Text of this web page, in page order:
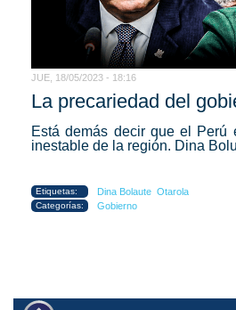
JUE, 18/05/2023 - 18:16
La precariedad del
Está demás decir que el
inestable de la región. Dina
Etiquetas: Dina Bolaute Otarola
Categorías: Gobierno